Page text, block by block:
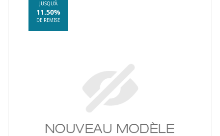
JUSQU'À
11.50%
DE REMISE